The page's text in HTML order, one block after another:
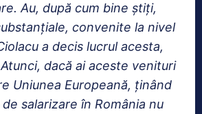
Au, după cum bine știți,
convenite la nivel
a decis lucrul acesta,
dacă ai aceste venituri
Uniunea Europeană, ținând
salarizare în România nu